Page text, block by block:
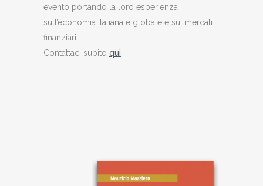
evento portando la loro esperienza
sull’economia italiana e globale e sui mercati
finanziari.
Contattaci subito qui